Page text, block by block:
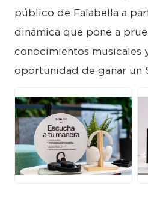
público de Falabella a
dinámica que pone a
conocimientos musicales
oportunidad de ganar un
JPG